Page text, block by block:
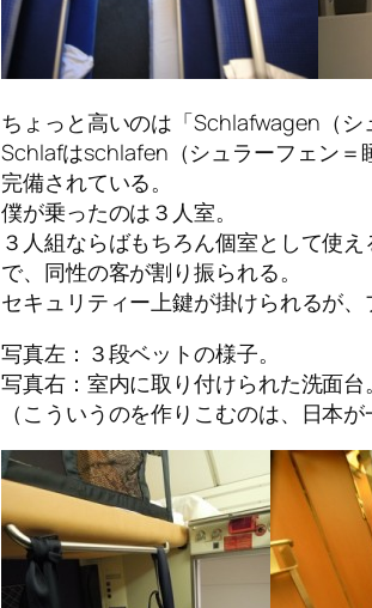
ちょっと高いのは「Schlafwagen（シ
Schlafはschlafen（シュラーフェン＝
完備されている。
僕が乗ったのは３人室。
３人組ならばもちろん個室として使
で、同性の客が割り振られる。
セキュリティー上鍵が掛けられるが、
写真左：３段ベットの様子。
写真右：室内に取り付けられた洗面
（こういうのを作りこむのは、日本が